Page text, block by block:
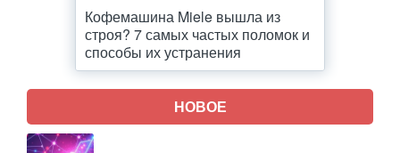
Кофемашина Miele вышла из
строя? 7 самых частых поломок и
способы их устранения
НОВОЕ